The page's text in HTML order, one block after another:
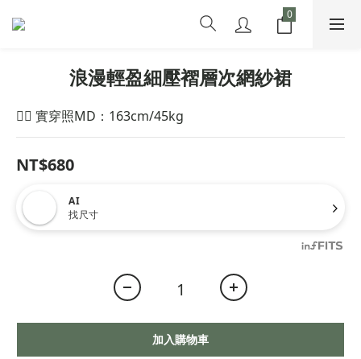
浪漫輕盈細壓褶層次網紗裙
🙋‍♀️ 實穿照MD：163cm/45kg
NT$680
AI
找尺寸
加入購物車